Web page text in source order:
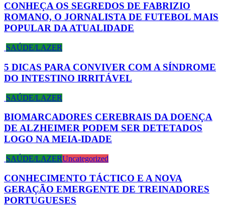
CONHEÇA OS SEGREDOS DE FABRIZIO
ROMANO, O JORNALISTA DE FUTEBOL MAIS
POPULAR DA ATUALIDADE
SAÚDE/LAZER
5 DICAS PARA CONVIVER COM A SÍNDROME
DO INTESTINO IRRITÁVEL
SAÚDE/LAZER
BIOMARCADORES CEREBRAIS DA DOENÇA
DE ALZHEIMER PODEM SER DETETADOS
LOGO NA MEIA-IDADE
SAÚDE/LAZERUncategorized
CONHECIMENTO TÁCTICO E A NOVA
GERAÇÃO EMERGENTE DE TREINADORES
PORTUGUESES